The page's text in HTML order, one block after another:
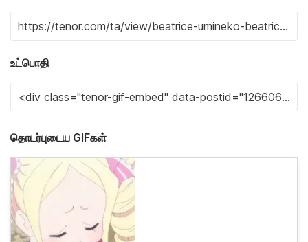
உட்பொதி
தொடர்புடைய GIFகள்